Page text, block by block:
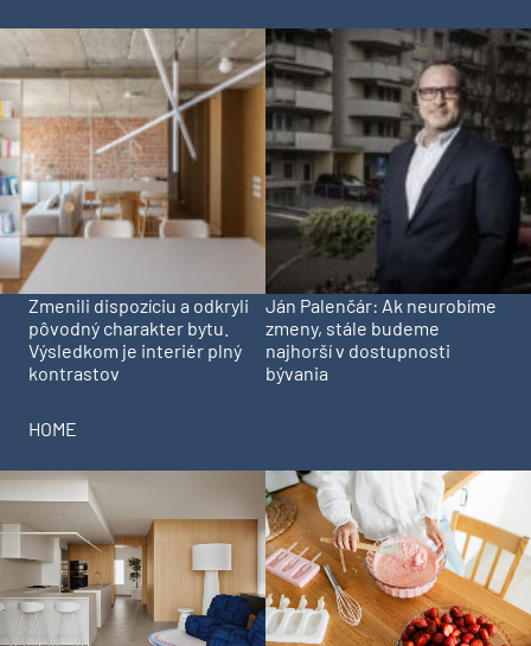
Zmenili dispozíciu a odkryli
pôvodný charakter bytu.
Výsledkom je interiér plný
kontrastov
Ján Palenčár: Ak neurobíme
zmeny, stále budeme
najhorší v dostupnosti
bývania
HOME